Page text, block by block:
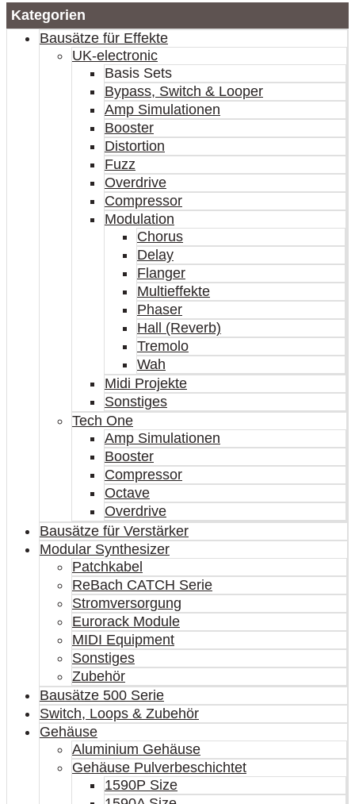
Kategorien
Bausätze für Effekte
UK-electronic
Basis Sets
Bypass, Switch & Looper
Amp Simulationen
Booster
Distortion
Fuzz
Overdrive
Compressor
Modulation
Chorus
Delay
Flanger
Multieffekte
Phaser
Hall (Reverb)
Tremolo
Wah
Midi Projekte
Sonstiges
Tech One
Amp Simulationen
Booster
Compressor
Octave
Overdrive
Bausätze für Verstärker
Modular Synthesizer
Patchkabel
ReBach CATCH Serie
Stromversorgung
Eurorack Module
MIDI Equipment
Sonstiges
Zubehör
Bausätze 500 Serie
Switch, Loops & Zubehör
Gehäuse
Aluminium Gehäuse
Gehäuse Pulverbeschichtet
1590P Size